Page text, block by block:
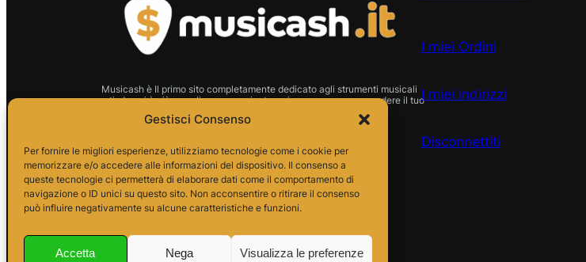
Gestisci Consenso
Per fornire le migliori esperienze, utilizziamo tecnologie come i cookie per
memorizzare e/o accedere alle informazioni del dispositivo. Il consenso a
queste tecnologie ci permetterà di elaborare dati come il comportamento di
navigazione o ID unici su questo sito. Non acconsentire o ritirare il consenso
può influire negativamente su alcune caratteristiche e funzioni.
Accetta Nega Visualizza le preferenze
Musicash è Il primo sito completamente dedicato agli strumenti musicali
usati: da noi è più semplice, conveniente e sicuro comprare o vendere il tuo
P.I.01666210628 Indirizzo:
Via Alessandro da Telese, 7
82037 Telese Terme
I miei Ordini
I miei Indirizzi
Disconnettiti